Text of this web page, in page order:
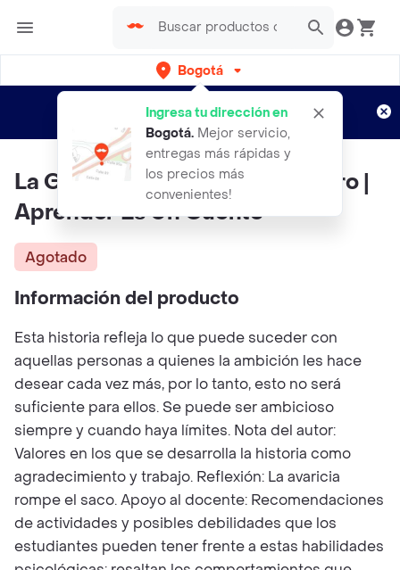
Bogotá
Ingresa tu dirección en
Bogotá. Mejor servicio,
entregas más rápidas y
los precios más
convenientes!
envíos gratis por semanas
Aplican TyC
La Gallina De Los Huevos De Oro |
Aprender Es Un Cuento
Agotado
Información del producto
Esta historia refleja lo que puede suceder con
aquellas personas a quienes la ambición les hace
desear cada vez más, por lo tanto, esto no será
suficiente para ellos. Se puede ser ambicioso
siempre y cuando haya límites. Nota del autor:
Valores en los que se desarrolla la historia como
agradecimiento y trabajo. Reflexión: La avaricia
rompe el saco. Apoyo al docente: Recomendaciones
de actividades y posibles debilidades que los
estudiantes pueden tener frente a estas habilidades